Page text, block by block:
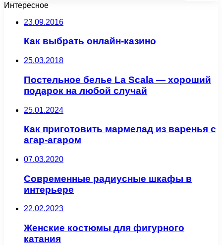
Интересное
23.09.2016
Как выбрать онлайн-казино
25.03.2018
Постельное белье La Scala — хороший
подарок на любой случай
25.01.2024
Как приготовить мармелад из варенья с
агар-агаром
07.03.2020
Современные радиусные шкафы в
интерьере
22.02.2023
Женские костюмы для фигурного
катания